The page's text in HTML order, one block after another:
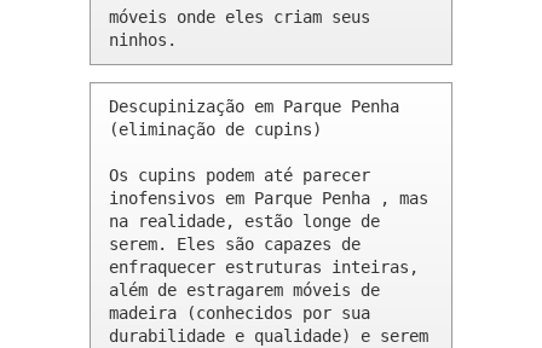
móveis onde eles criam seus
ninhos.
Descupinização em Parque Penha
(eliminação de cupins)
Os cupins podem até parecer
inofensivos em Parque Penha , mas
na realidade, estão longe de
serem. Eles são capazes de
enfraquecer estruturas inteiras,
além de estragarem móveis de
madeira (conhecidos por sua
durabilidade e qualidade) e serem